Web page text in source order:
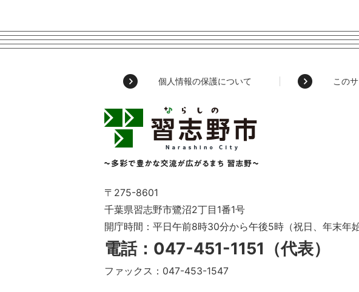
個人情報の保護について この
習
志
Narashino
～
多
彩
で
豊
か
な
交
〒275-8601
千葉県習志野市鷺沼2丁目1番1号
開庁時間：平日午前8時30分から午後5時（祝日、年末年始
電話：047-451-1151（代表）
ファックス：047-453-1547